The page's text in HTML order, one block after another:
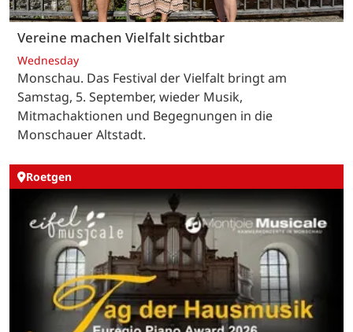
Vereine machen Vielfalt sichtbar
Wednesday
Monschau. Das Festival der Vielfalt bringt am
Samstag, 5. September, wieder Musik,
Mitmachaktionen und Begegnungen in die
Monschauer Altstadt.
Roetgen